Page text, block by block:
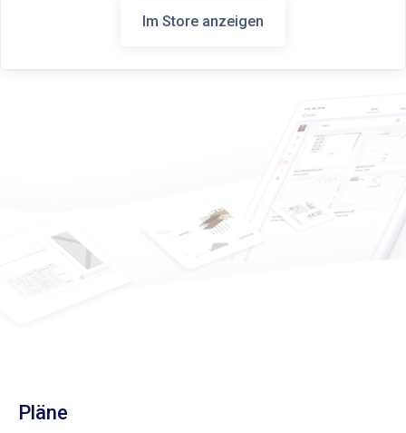
Im Store anzeigen
Pläne